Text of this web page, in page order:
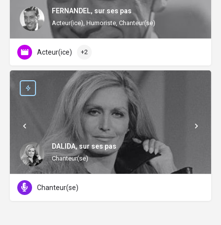
FERNANDEL, sur ses pas
Acteur(ice), Humoriste, Chanteur(se)
Acteur(ice) +2
DALIDA, sur ses pas
Chanteur(se)
Chanteur(se)